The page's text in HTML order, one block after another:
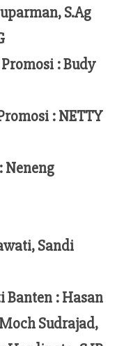
S.Ag
:Budy
:NETTY
Neneng
Sandi
Banten : Hasan
Sudrajad,